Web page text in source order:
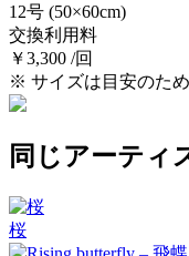
12号 (50×60cm)
交換利用料
￥3,300 /回
※ サイズは目安のた
同じアーティ
桜